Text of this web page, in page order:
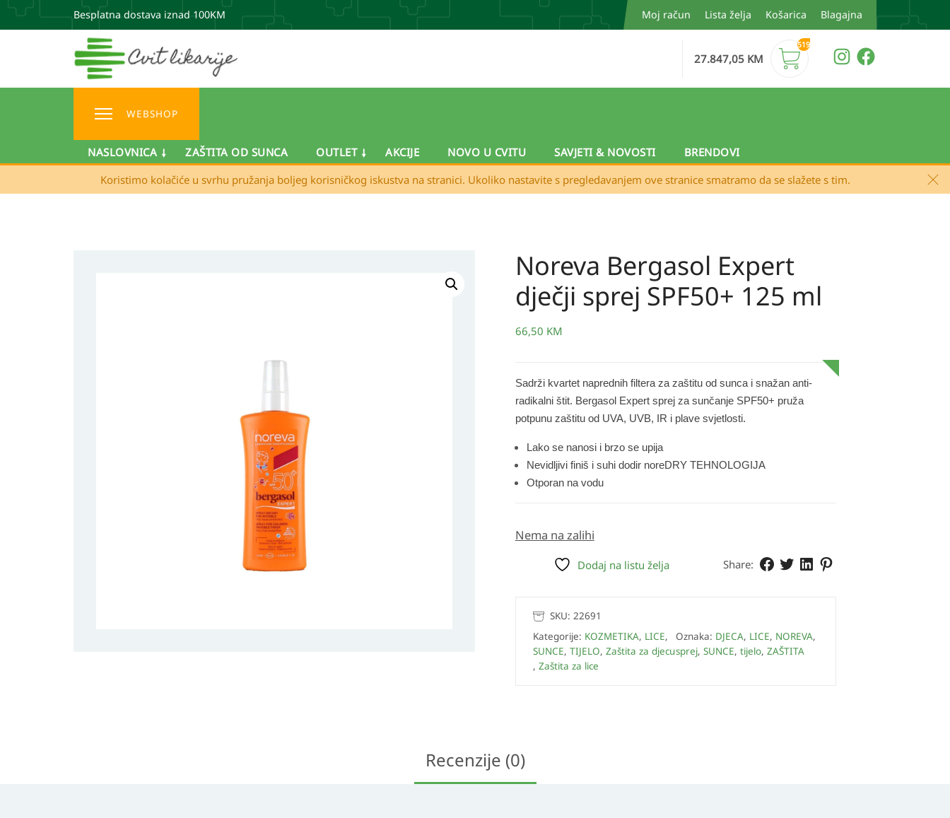
Besplatna dostava iznad 100KM Moj račun Lista želja Košarica Blagajna
27.847,05 KM
519
WEBSHOP
NASLOVNICA ZAŠTITA OD SUNCA OUTLET AKCIJE NOVO U CVITU SAVJETI & NOVOSTI
BRENDOVI
Koristimo kolačiće u svrhu pružanja boljeg korisničkog iskustva na stranici. Ukoliko nastavite s pregledavanjem ove stranice smatramo da se slažete s tim.
Noreva Bergasol Expert
dječji sprej SPF50+ 125 ml
66,50 KM
Sadrži kvartet naprednih filtera za zaštitu od sunca i snažan anti-
radikalni štit. Bergasol Expert sprej za sunčanje SPF50+ pruža
potpunu zaštitu od UVA, UVB, IR i plave svjetlosti.
Lako se nanosi i brzo se upija
Nevidljivi finiš i suhi dodir noreDRY TEHNOLOGIJA
Otporan na vodu
Nema na zalihi
Share:
Dodaj na listu želja
SKU: 22691
Kategorije: KOZMETIKA, LICE,
SUNCE, TIJELO, Zaštita za djecu
, Zaštita za lice
Oznaka: DJECA, LICE, NOREVA,
sprej, SUNCE, tijelo, ZAŠTITA
Recenzije (0)